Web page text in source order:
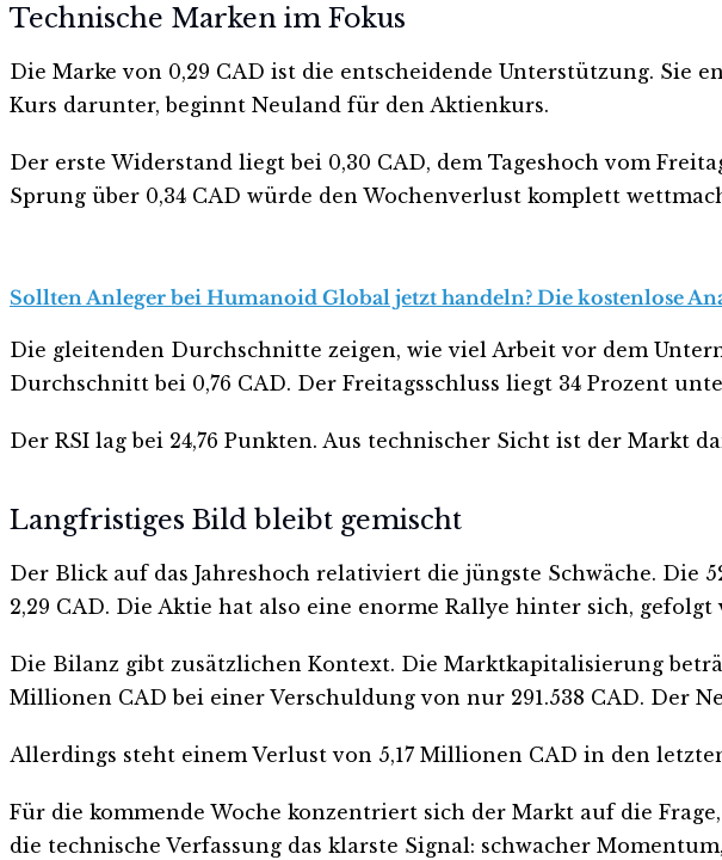
Technische Marken im Fokus
Die Marke von 0,29 CAD ist die entscheidende Unterstützung. Sie
Kurs darunter, beginnt Neuland für den Aktienkurs.
Der erste Widerstand liegt bei 0,30 CAD, dem Tageshoch vom
Sprung über 0,34 CAD würde den Wochenverlust komplett
Sollten Anleger bei Humanoid Global jetzt handeln? Die kostenlose
Die gleitenden Durchschnitte zeigen, wie viel Arbeit vor dem
Durchschnitt bei 0,76 CAD. Der Freitagsschluss liegt 34 Prozent
Der RSI lag bei 24,76 Punkten. Aus technischer Sicht ist der
Langfristiges Bild bleibt gemischt
Der Blick auf das Jahreshoch relativiert die jüngste Schwäche. Die
2,29 CAD. Die Aktie hat also eine enorme Rallye hinter sich,
Die Bilanz gibt zusätzlichen Kontext. Die Marktkapitalisierung
Millionen CAD bei einer Verschuldung von nur 291.538 CAD. Der
Allerdings steht einem Verlust von 5,17 Millionen CAD in den
Für die kommende Woche konzentriert sich der Markt auf die
die technische Verfassung das klarste Signal: schwacher